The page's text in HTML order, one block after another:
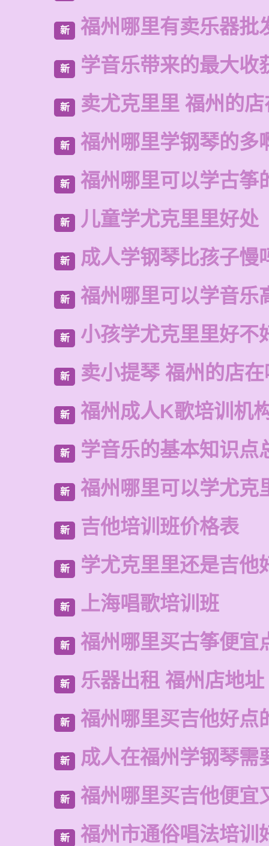
新 福州哪里有卖乐器批
新 学音乐带来的最大收
新 卖尤克里里 福州的
新 福州哪里学钢琴的多
新 福州哪里可以学古筝
新 儿童学尤克里里好处
新 成人学钢琴比孩子慢
新 福州哪里可以学音乐
新 小孩学尤克里里好不
新 卖小提琴 福州的店
新 福州成人K歌培训机
新 学音乐的基本知识点
新 福州哪里可以学尤克
新 吉他培训班价格表
新 学尤克里里还是吉他
新 上海唱歌培训班
新 福州哪里买古筝便宜
新 乐器出租 福州店地址
新 福州哪里买吉他好点
新 成人在福州学钢琴需
新 福州哪里买吉他便宜
新 福州市通俗唱法培训